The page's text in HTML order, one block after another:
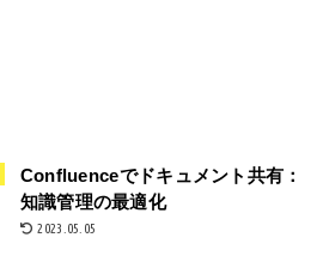
Confluenceでドキュメント共有：
知識管理の最適化
2023.05.05